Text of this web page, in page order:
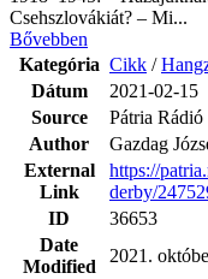
Csehszlovákiát? – Mi...
Bővebben
Kategória Cikk /
Dátum
2021-02-15
Source
Pátria Rádió
Author
Gazdag
External
Link
https://
derby/
ID
36653
Date
Modified
2021.